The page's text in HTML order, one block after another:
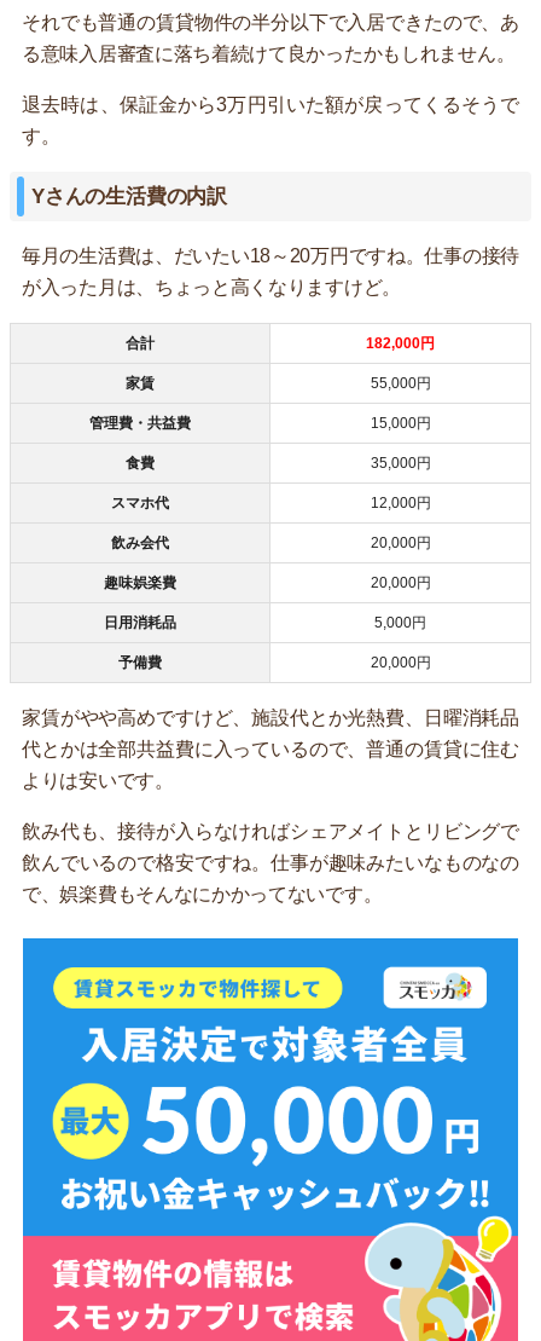
それでも普通の賃貸物件の半分以下で入居できたので、あ
る意味入居審査に落ち着続けて良かったかもしれません。
退去時は、保証金から3万円引いた額が戻ってくるそうで
す。
Yさんの生活費の内訳
毎月の生活費は、だいたい18～20万円ですね。仕事の接待
が入った月は、ちょっと高くなりますけど。
合計 182,000円
家賃 55,000円
管理費・共益費 15,000円
食費 35,000円
スマホ代 12,000円
飲み会代 20,000円
趣味娯楽費 20,000円
日用消耗品 5,000円
予備費 20,000円
家賃がやや高めですけど、施設代とか光熱費、日曜消耗品
代とかは全部共益費に入っているので、普通の賃貸に住む
よりは安いです。
飲み代も、接待が入らなければシェアメイトとリビングで
飲んでいるので格安ですね。仕事が趣味みたいなものなの
で、娯楽費もそんなにかかってないです。